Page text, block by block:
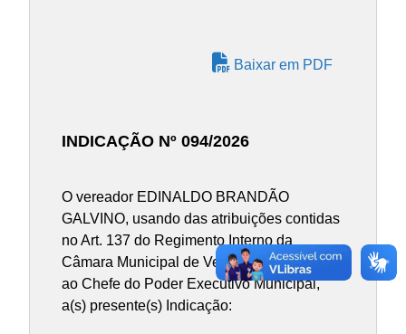
Baixar em PDF
INDICAÇÃO Nº 094/2026
O vereador EDINALDO BRANDÃO
GALVINO, usando das atribuições contidas
no Art. 137 do Regimento Interno da
Câmara Municipal de Vereadores, INDICA
ao Chefe do Poder Executivo Municipal,
a(s) presente(s) Indicação: